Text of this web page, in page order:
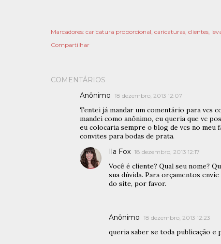
Marcadores: caricatura proporcional caricaturas clientes
Compartilhar
COMENTÁRIOS
Anônimo 18 dezembro, 2013 12:07
Tentei já mandar um comentário para vcs
mandei como anônimo, eu queria que vc
eu colocaria sempre o blog de vcs no meu
convites para bodas de prata.
Ila Fox 18 dezembro, 2013 12:17
Você é cliente? Qual seu nome?
sua dúvida. Para orçamentos
do site, por favor.
Anônimo 18 dezembro, 2013 12:23
queria saber se toda publicação e